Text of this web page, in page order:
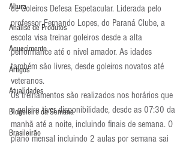
Altura
Análise de Produtos
Aquecimento
Artigos
Atualidades
Blogoleiro da Semana
Brasileirão
de Goleiros Defesa Espetacular. Liderada pelo
professor Fernando Lopes, do Paraná Clube, a
escola visa treinar goleiros desde a alta
performance até o nível amador. As idades
também são livres, desde goleiros novatos até
veteranos.
Os treinamentos são realizados nos horários que
o goleiro tiver disponibilidade, desde as 07:30 da
manhã até a noite, incluindo finais de semana. O
plano mensal incluindo 2 aulas por semana sai